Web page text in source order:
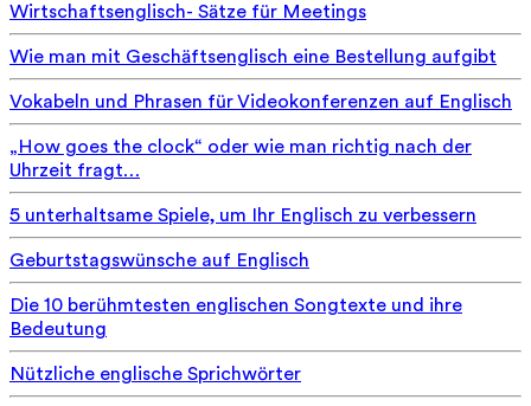
Wirtschaftsenglisch- Sätze für Meetings
Wie man mit Geschäftsenglisch eine Bestellung aufgibt
Vokabeln und Phrasen für Videokonferenzen auf Englisch
„How goes the clock“ oder wie man richtig nach der
Uhrzeit fragt…
5 unterhaltsame Spiele, um Ihr Englisch zu verbessern
Geburtstagswünsche auf Englisch
Die 10 berühmtesten englischen Songtexte und ihre
Bedeutung
Nützliche englische Sprichwörter